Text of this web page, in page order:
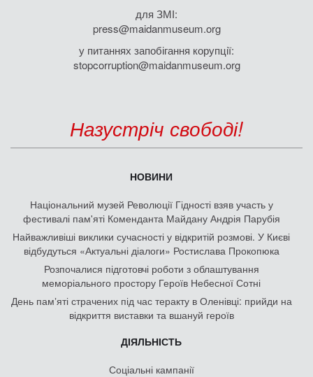
для ЗМІ:
press@maidanmuseum.org
у питаннях запобігання корупції:
stopcorruption@maidanmuseum.org
Назустріч свободі!
НОВИНИ
Національний музей Революції Гідності взяв участь у
фестивалі пам'яті Коменданта Майдану Андрія Парубія
Найважливіші виклики сучасності у відкритій розмові. У Києві
відбудуться «Актуальні діалоги» Ростислава Прокопюка
Розпочалися підготовчі роботи з облаштування
меморіального простору Героїв Небесної Сотні
День памʼяті страчених під час теракту в Оленівці: прийди на
відкриття виставки та вшануй героїв
ДІЯЛЬНІСТЬ
Соціальні кампанії